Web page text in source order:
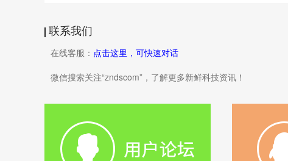
联系我们
在线客服： 点击这里，可快速对话
微信搜索关注“zndscom”，了解更多新鲜科技资讯！